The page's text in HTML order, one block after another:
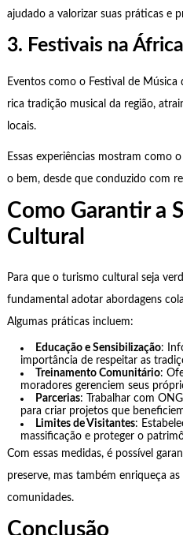
ajudado a valorizar suas práticas e
3. Festivais na
Eventos como o Festival de
rica tradição musical da região,
locais.
Essas experiências mostram como
o bem, desde que conduzido com
Como Garantir a
Cultural
Para que o turismo cultural seja
fundamental adotar abordagens
Algumas práticas incluem:
Educação e Sensibilização:
importância de respeitar as
Treinamento Comunitário:
moradores gerenciem seus
Parcerias: Trabalhar com
para criar projetos que
Limites de Visitantes:
massificação e proteger o
Com essas medidas, é possível
preserve, mas também enriqueça
comunidades.
Conclusão